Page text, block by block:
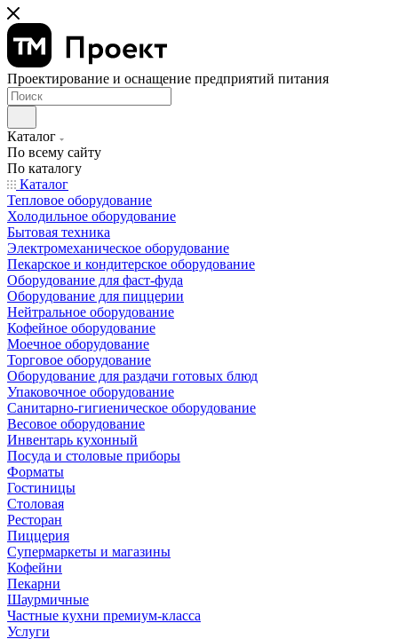
Проектирование и оснащение предприятий питания
Каталог
По всему сайту
По каталогу
Каталог
Тепловое оборудование
Холодильное оборудование
Бытовая техника
Электромеханическое оборудование
Пекарское и кондитерское оборудование
Оборудование для фаст-фуда
Оборудование для пиццерии
Нейтральное оборудование
Кофейное оборудование
Моечное оборудование
Торговое оборудование
Оборудование для раздачи готовых блюд
Упаковочное оборудование
Санитарно-гигиеническое оборудование
Весовое оборудование
Инвентарь кухонный
Посуда и столовые приборы
Форматы
Гостиницы
Столовая
Ресторан
Пиццерия
Супермаркеты и магазины
Кофейни
Пекарни
Шаурмичные
Частные кухни премиум-класса
Услуги